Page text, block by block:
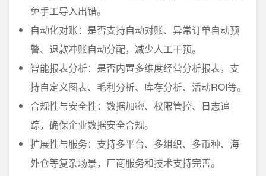
免手工导入出错。
自动化对账：是否支持自动对账、异常订单自动预
警、退款冲账自动分配，减少人工干预。
智能报表分析：是否内置多维度经营分析报表，支
持自定义图表、毛利分析、库存分析、活动ROI等。
合规性与安全性：数据加密、权限管控、日志追
踪，确保企业数据安全合规。
扩展性与服务：支持多平台、多组织、多币种、海
外仓等复杂场景，厂商服务和技术支持完善。